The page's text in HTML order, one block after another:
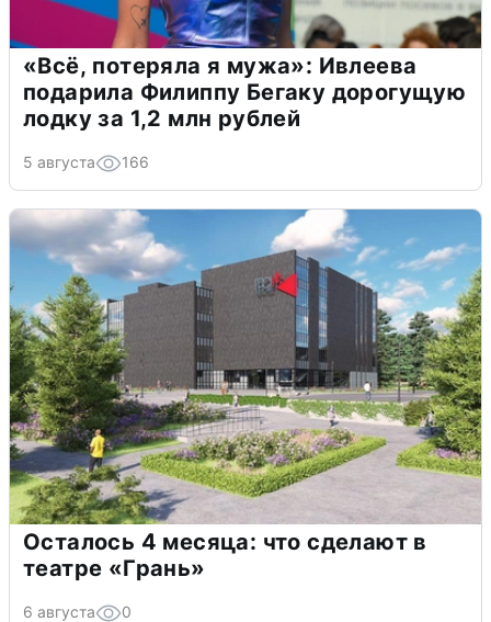
«Всё, потеряла я мужа»: Ивлеева
подарила Филиппу Бегаку дорогущую
лодку за 1,2 млн рублей
5 августа 166
Осталось 4 месяца: что сделают в
театре «Грань»
6 августа 0